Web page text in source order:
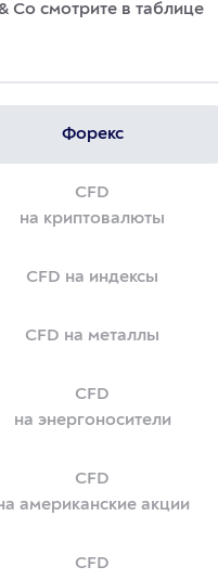
Co смотрите в таблице
Форекс
CFD
на криптовалюты
CFD на индексы
CFD на металлы
CFD
на энергоносители
CFD
американские акции
CFD